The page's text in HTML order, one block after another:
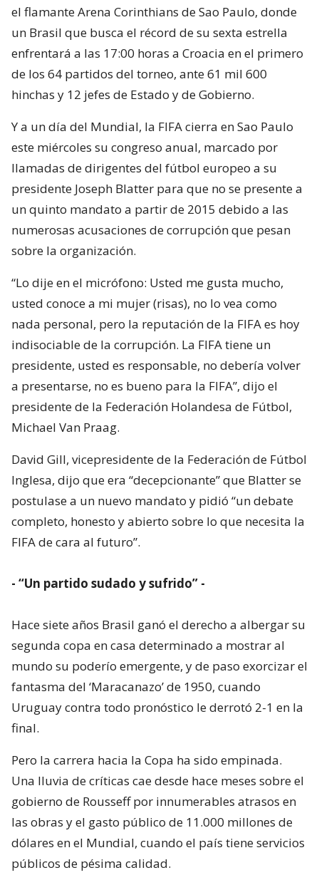
el flamante Arena Corinthians de Sao Paulo, donde
un Brasil que busca el récord de su sexta estrella
enfrentará a las 17:00 horas a Croacia en el primero
de los 64 partidos del torneo, ante 61 mil 600
hinchas y 12 jefes de Estado y de Gobierno.
Y a un día del Mundial, la FIFA cierra en Sao Paulo
este miércoles su congreso anual, marcado por
llamadas de dirigentes del fútbol europeo a su
presidente Joseph Blatter para que no se presente a
un quinto mandato a partir de 2015 debido a las
numerosas acusaciones de corrupción que pesan
sobre la organización.
“Lo dije en el micrófono: Usted me gusta mucho,
usted conoce a mi mujer (risas), no lo vea como
nada personal, pero la reputación de la FIFA es hoy
indisociable de la corrupción. La FIFA tiene un
presidente, usted es responsable, no debería volver
a presentarse, no es bueno para la FIFA”, dijo el
presidente de la Federación Holandesa de Fútbol,
Michael Van Praag.
David Gill, vicepresidente de la Federación de Fútbol
Inglesa, dijo que era “decepcionante” que Blatter se
postulase a un nuevo mandato y pidió “un debate
completo, honesto y abierto sobre lo que necesita la
FIFA de cara al futuro”.
- “Un partido sudado y sufrido” -
Hace siete años Brasil ganó el derecho a albergar su
segunda copa en casa determinado a mostrar al
mundo su poderío emergente, y de paso exorcizar el
fantasma del ‘Maracanazo’ de 1950, cuando
Uruguay contra todo pronóstico le derrotó 2-1 en la
final.
Pero la carrera hacia la Copa ha sido empinada.
Una lluvia de críticas cae desde hace meses sobre el
gobierno de Rousseff por innumerables atrasos en
las obras y el gasto público de 11.000 millones de
dólares en el Mundial, cuando el país tiene servicios
públicos de pésima calidad.